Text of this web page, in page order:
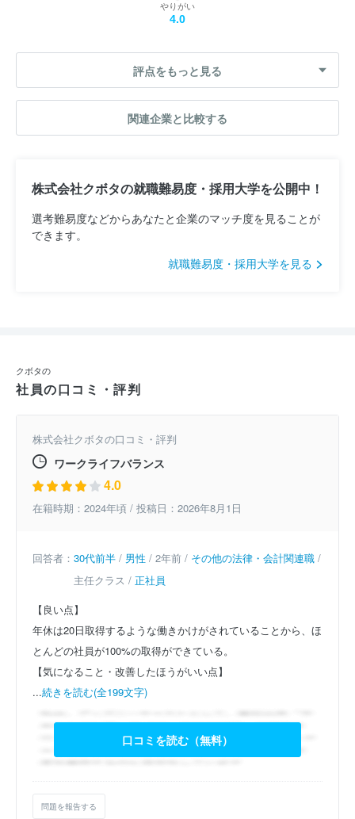
やりがい
4.0
評点をもっと見る
関連企業と比較する
株式会社クボタの就職難易度・採用大学を公開中！
選考難易度などからあなたと企業のマッチ度を見ることが
できます。
就職難易度・採用大学を見る
クボタの
社員の口コミ・評判
株式会社クボタの口コミ・評判
ワークライフバランス
4.0
在籍時期：2024年頃 / 投稿日：2026年8月1日
回答者： 30代前半 / 男性 / 2年前 / その他の法律・会計関連職 /
主任クラス / 正社員
【良い点】
年休は20日取得するような働きかけがされていることから、ほ
とんどの社員が100%の取得ができている。
【気になること・改善したほうがいい点】
...続きを読む(全199文字)
口コミを読む（無料）
問題を報告する